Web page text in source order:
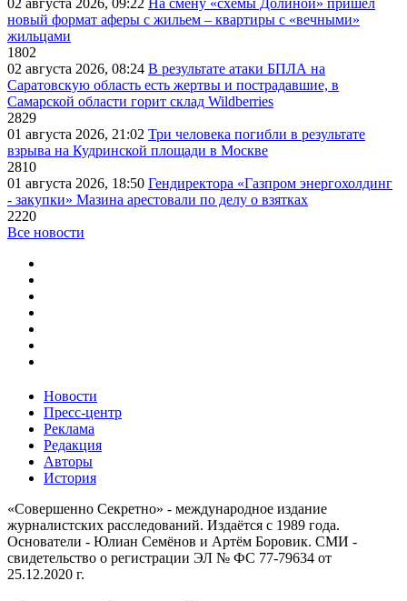
02 августа 2026, 09:22 На смену «схемы Долиной» пришёл
новый формат аферы с жильем – квартиры с «вечными»
жильцами
1802
02 августа 2026, 08:24 В результате атаки БПЛА на
Саратовскую область есть жертвы и пострадавшие, в
Самарской области горит склад Wildberries
2829
01 августа 2026, 21:02 Три человека погибли в результате
взрыва на Кудринской площади в Москве
2810
01 августа 2026, 18:50 Гендиректора «Газпром энергохолдинг
- закупки» Мазина арестовали по делу о взятках
2220
Все новости
Новости
Пресс-центр
Реклама
Редакция
Авторы
История
«Совершенно Секретно» - международное издание
журналистских расследований. Издаётся с 1989 года.
Основатели - Юлиан Семёнов и Артём Боровик. CМИ -
свидетельство о регистрации ЭЛ № ФС 77-79634 от
25.12.2020 г.